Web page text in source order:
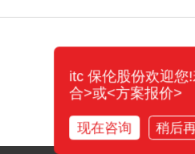
itc 保伦股份欢迎您
合>或<方案报价>
现在咨询 稍后